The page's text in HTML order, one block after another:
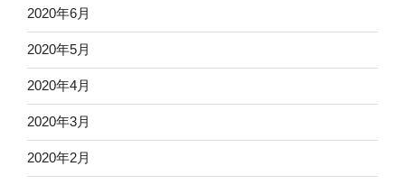
2020年6月
2020年5月
2020年4月
2020年3月
2020年2月